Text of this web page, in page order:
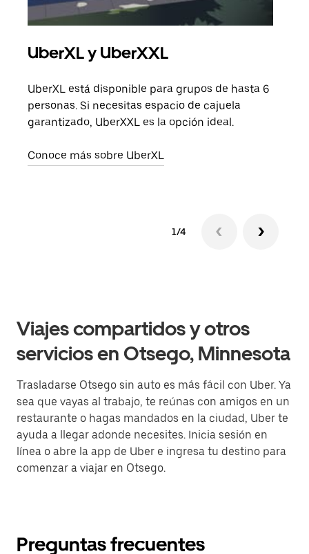
UberXL y UberXXL
UberXL está disponible para grupos de hasta 6
personas. Si necesitas espacio de cajuela
garantizado, UberXXL es la opción ideal.
Conoce más sobre UberXL
1/4
Viajes compartidos y otros
servicios en Otsego, Minnesota
Trasladarse Otsego sin auto es más fácil con Uber. Ya
sea que vayas al trabajo, te reúnas con amigos en un
restaurante o hagas mandados en la ciudad, Uber te
ayuda a llegar adonde necesites. Inicia sesión en
línea o abre la app de Uber e ingresa tu destino para
comenzar a viajar en Otsego.
Preguntas frecuentes